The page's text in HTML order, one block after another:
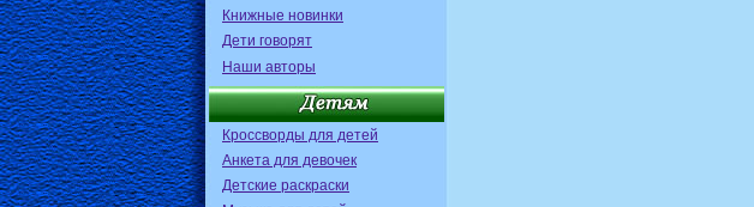
Книжные новинки
Дети говорят
Наши авторы
Кроссворды для детей
Анкета для девочек
Детские раскраски